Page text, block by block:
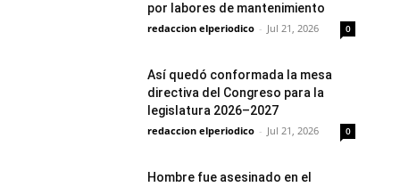
por labores de mantenimiento
redaccion elperiodico - Jul 21, 2026 0
Así quedó conformada la mesa
directiva del Congreso para la
legislatura 2026–2027
redaccion elperiodico - Jul 21, 2026 0
Hombre fue asesinado en el